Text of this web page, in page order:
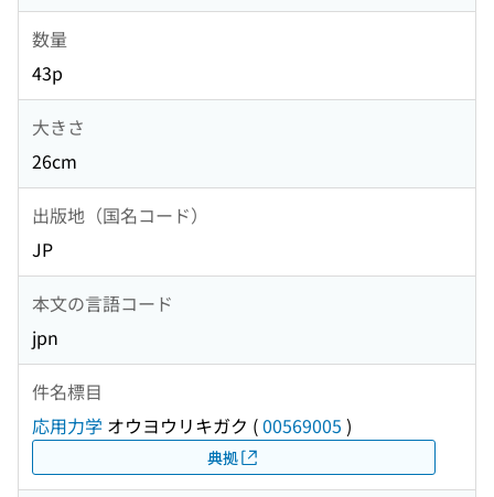
数量
43p
大きさ
26cm
出版地（国名コード）
JP
本文の言語コード
jpn
件名標目
応用力学 オウヨウリキガク (00569005 )
典拠